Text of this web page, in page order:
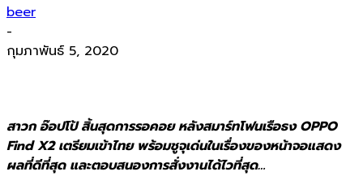
beer
-
กุมภาพันธ์ 5, 2020
สาวก อ๊อปโป้ สิ้นสุดการรอคอย หลังสมาร์ทโฟนเรือธง OPPO
Find X2 เตรียมเข้าไทย พร้อมชูจุเด่นในเรื่องของหน้าจอแสดง
ผลที่ดีที่สุด และตอบสนองการสั่งงานได้ไวที่สุด…